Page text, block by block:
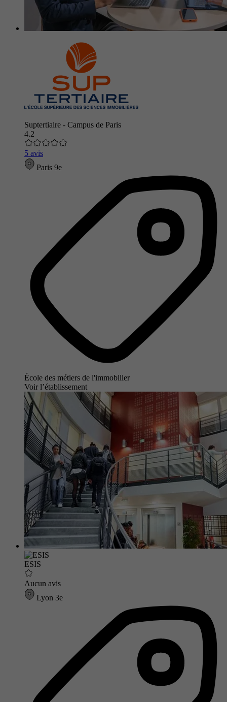
Suptertiaire - Campus de Paris
4.2
5 avis
Paris 9e
École des métiers de l'immobilier
Voir l’établissement
ESIS
Aucun avis
Lyon 3e